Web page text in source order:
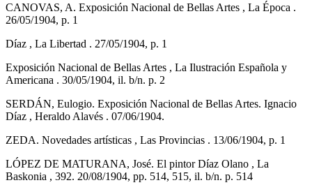
CANOVAS, A. Exposición Nacional de Bellas Artes , La Época .
26/05/1904, p. 1
Díaz , La Libertad . 27/05/1904, p. 1
Exposición Nacional de Bellas Artes , La Ilustración Española y
Americana . 30/05/1904, il. b/n. p. 2
SERDÁN, Eulogio. Exposición Nacional de Bellas Artes. Ignacio
Díaz , Heraldo Alavés . 07/06/1904.
ZEDA. Novedades artísticas , Las Provincias . 13/06/1904, p. 1
LÓPEZ DE MATURANA, José. El pintor Díaz Olano , La
Baskonia , 392. 20/08/1904, pp. 514, 515, il. b/n. p. 514